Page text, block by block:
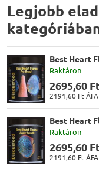
Legjobb
Best Heart
Raktáron
2695,60
2191,60 Ft
Best Heart
Raktáron
2695,60
2191,60 Ft